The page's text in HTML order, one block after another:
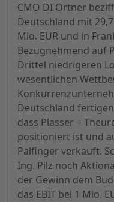
CMO DI Ortner
Deutschland mit
Mio. EUR und in
Bezugnehmend auf
Drittel niedrigeren
wesentlichen
Deutschland
dass Plasser +
positioniert ist und
Palfinger verkauft.
Ing. Pilz noch
der Gewinn dem
das EBIT bei 1 Mio.